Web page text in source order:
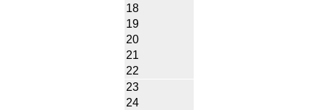
18
19
20
21
22
23
24